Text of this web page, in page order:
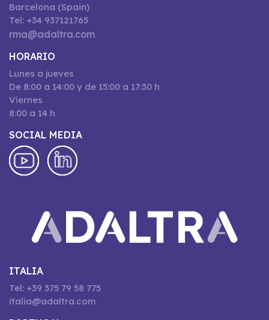
Barcelona (Spain)
Tel: +34 937121765
rma@adaltra.com
HORARIO
Lunes a jueves
De 8:00 a 14:00 y de 15:00 a 17:30 h
Viernes
8:00 a 14 h
SOCIAL MEDIA
ITALIA
Tel: +39 375 79 58 775
italia@adaltra.com